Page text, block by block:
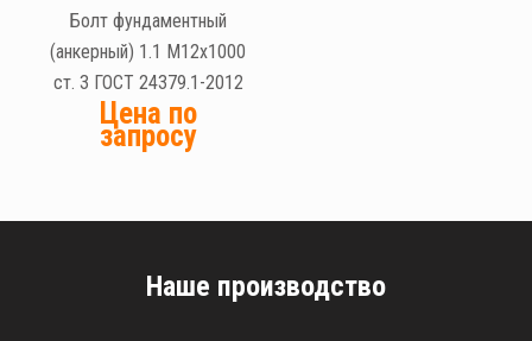
Болт фундаментный
(анкерный) 1.1 М12х1000
ст. 3 ГОСТ 24379.1-2012
Цена по
запросу
Наше производство